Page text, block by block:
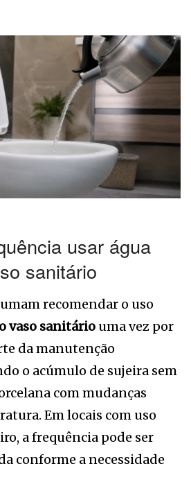
usar água
sanitário
recomendar o uso
vaso sanitário uma vez por
da manutenção
o acúmulo de sujeira sem
com mudanças
Em locais com uso
a frequência pode ser
conforme a necessidade